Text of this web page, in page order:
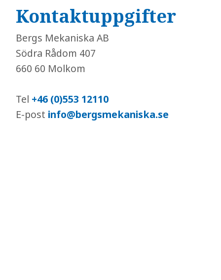
Kontaktuppgifter
Bergs Mekaniska AB
Södra Rådom 407
660 60 Molkom
Tel +46 (0)553 12110
E-post info@bergsmekaniska.se